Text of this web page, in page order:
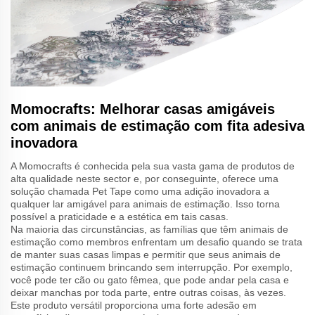
Momocrafts: Melhorar casas amigáveis
com animais de estimação com fita adesiva
inovadora
A Momocrafts é conhecida pela sua vasta gama de produtos de
alta qualidade neste sector e, por conseguinte, oferece uma
solução chamada Pet Tape como uma adição inovadora a
qualquer lar amigável para animais de estimação. Isso torna
possível a praticidade e a estética em tais casas.
Na maioria das circunstâncias, as famílias que têm animais de
estimação como membros enfrentam um desafio quando se trata
de manter suas casas limpas e permitir que seus animais de
estimação continuem brincando sem interrupção. Por exemplo,
você pode ter cão ou gato fêmea, que pode andar pela casa e
deixar manchas por toda parte, entre outras coisas, às vezes.
Este produto versátil proporciona uma forte adesão em